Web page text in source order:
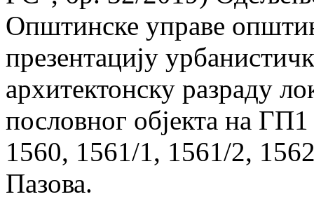
Општинске управе
презентацију
архитектонску разраду
пословног објекта на
1560, 1561/1, 1561/2,
Пазова.